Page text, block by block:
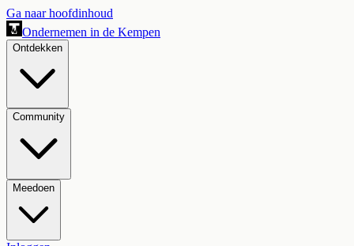
Ga naar hoofdinhoud
Ondernemen in de Kempen
Ontdekken
Community
Meedoen